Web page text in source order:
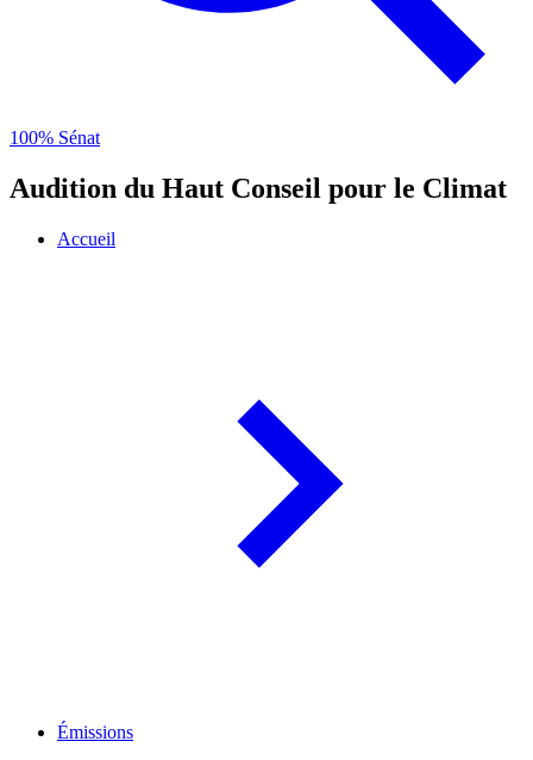
100% Sénat
Audition du Haut Conseil pour le Climat
Accueil
Émissions